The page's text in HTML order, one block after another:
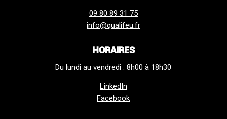
09 80 89 31 75
info@qualifeu.fr
HORAIRES
Du lundi au vendredi : 8h00 à 18h30
LinkedIn
Facebook